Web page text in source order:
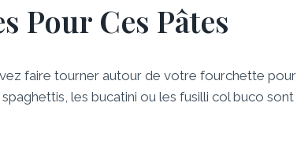
Pour Ces Pâtes
faire tourner autour de votre fourchette pour
les bucatini ou les fusilli col buco sont